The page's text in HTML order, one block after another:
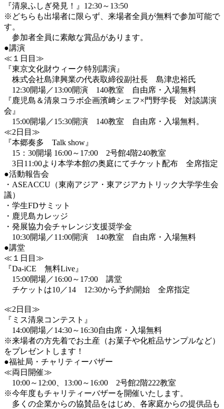
『清泉ふしぎ発見！』12:30～13:50
※どちらも出場者に限らず、来場者全員が無料で参加可能で
す。
参加者全員に素敵な賞品があります。
●講演
≪１日目≫
『東京文化財ウィーク特別講演』
株式会社島津興業の代表取締役副社長 島津忠裕氏
12:30開場／13:00開演 140教室 自由席・入場無料
『鹿児島＆清泉コラボ企画濱﨑シェフ×門野学長 対談講演
会』
15:00開場／15:30開演 140教室 自由席・入場無料。
≪2日目≫
『本郷奏多 Talk show』
15：30開場 16:00～17:00 2号館4階240教室
3日11:00より本学本館の奥庭にてチケット配布 全席指定
●活動報告会
・ASEACCU（東南アジア・東アジアカトリック大学学生会
議）
・学生FDサミット
・鹿児島カレッジ
・発展協力会チャレンジ支援奨学金
10:30開場／11:00開演 140教室 自由席・入場無料
●講堂
≪１日目≫
『Da-iCE 無料Live』
15:00開場／16:00～17:00 講堂
チケットは10／14 12:30から予約開始 全席指定
≪2日目≫
『ミス清泉コンテスト』
14:00開場／14:30～16:30自由席・入場無料
※来場者の方先着でお土産（お菓子や化粧品サンプルなど）
をプレゼントします！
●福祉局・チャリティーバザー
≪両日開催≫
10:00～12:00、13:00～16:00 2号館2階222教室
※今年度もチャリティーバザーを開催いたします。
多くの企業からの協賛品をはじめ、各家庭からの提供品も